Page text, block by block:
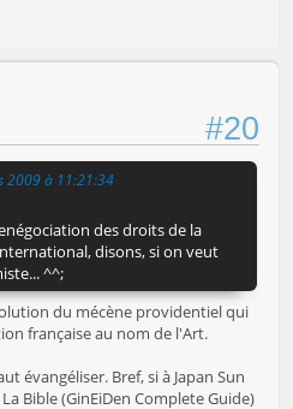
#20
2009 à 11:21:34
des droits de la
disons, si on veut
^^;
du mécène providentiel qui
française au nom de l'Art.
évangéliser. Bref, si à Japan Sun
Bible (GinEiDen Complete Guide)